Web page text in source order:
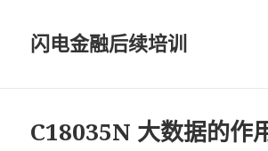
闪电金融后续培训
C18035N 大数据的作